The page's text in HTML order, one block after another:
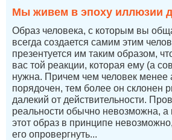
Мы живем в эпоху иллюзии
Образ человека, с которым вы
всегда создается самим этим
презентуется им таким образом,
вас той реакции, которая ему (а
нужна. Причем чем человек менее
порядочен, тем более он склонен
далекий от действительности.
реальности обычно невозможна, а
этот образ в принципе
его опровергнуть...